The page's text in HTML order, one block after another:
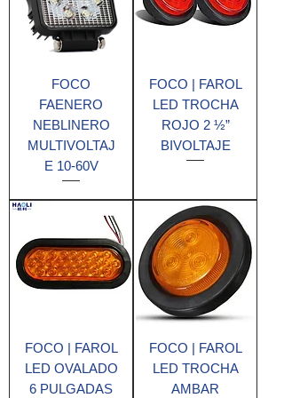
FOCO
FAENERO
NEBLINERO
MULTIVOLTAJ
E 10-60V
FOCO | FAROL
LED TROCHA
ROJO 2 ½”
BIVOLTAJE
FOCO | FAROL
LED OVALADO
6 PULGADAS
FOCO | FAROL
LED TROCHA
AMBAR